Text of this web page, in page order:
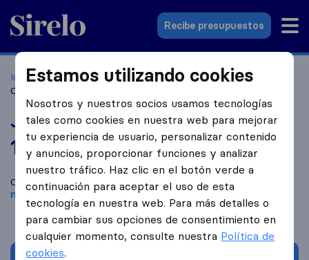
Sirelo.es
Recibe presupuestos
Inicio Empresas de mudanzas Es Castell
Jaime Tuduri
Carreras
Jaime Tuduri Carreras
10,0 basado en 5
reseñas de Sirelo y Google
Compara Jaime Tuduri Carreras con otrasempresas de
mudanzasdeEs Castell
Estamos utilizando cookies
Nosotros y nuestros socios usamos tecnologías
tales como cookies en nuestra web para mejorar
tu experiencia de usuario, personalizar contenido
y anuncios, proporcionar funciones y analizar
nuestro tráfico. Haz clic en el botón verde a
continuación para aceptar el uso de esta
tecnología en nuestra web. Para más detalles o
para cambiar sus opciones de consentimiento en
cualquier momento, consulte nuestra Política de
cookies.